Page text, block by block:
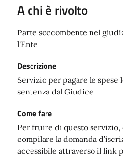
A chi è rivolto
Parte soccombente nel
l'Ente
Descrizione
Servizio per pagare le
sentenza dal Giudice
Come fare
Per fruire di questo servizio,
compilare la domanda
accessibile attraverso il link